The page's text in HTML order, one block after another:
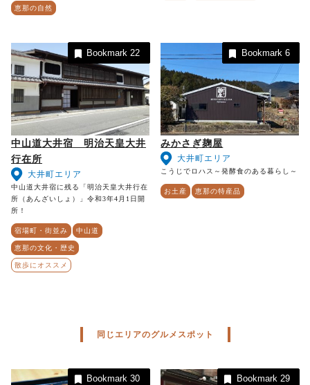
恵那の自然
中山道大井宿 明治天皇大井
行在所
大井町エリア
中山道大井宿に残る「明治天皇大井行在
所（あんざいしょ）」令和3年4月1日開
所！
宿場町・街並み 中山道
恵那の文化・歴史
散歩にオススメ
Bookmark22
みかさぎ麹屋
大井町エリア
こうじでロハス～発酵食のある暮らし～
お土産 恵那の特産品
Bookmark 6
同じエリアのグルメスポット
Bookmark30 Bookmark 29